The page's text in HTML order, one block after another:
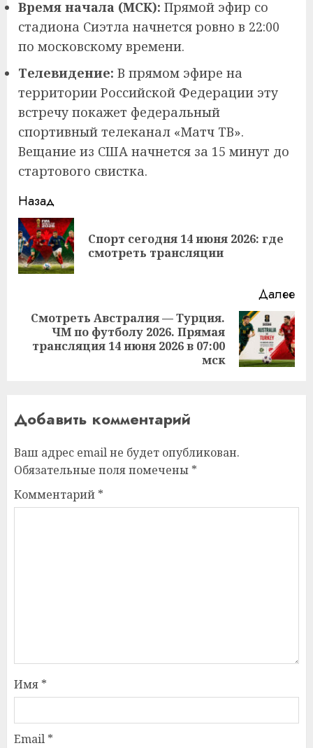
Время начала (МСК): Прямой эфир со
стадиона Сиэтла начнется ровно в 22:00
по московскому времени.
Телевидение: В прямом эфире на
территории Российской Федерации эту
встречу покажет федеральный
спортивный телеканал «Матч ТВ».
Вещание из США начнется за 15 минут до
стартового свистка.
Продолжить
чтение
Назад
Спорт сегодня 14 июня 2026: где
смотреть трансляции
Далее
Следующая
запись:
Смотреть Австралия — Турция.
ЧМ по футболу 2026. Прямая
трансляция 14 июня 2026 в 07:00
мск
Добавить комментарий
Ваш адрес email не будет опубликован.
Обязательные поля помечены *
Комментарий *
Имя *
Email *